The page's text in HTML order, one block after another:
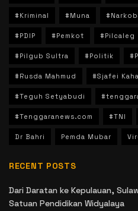
#Kriminal #Muna
#PDIP #Pemkot #Pilcaleg
#Pilgub Sultra #Politik
#Rusda Mahmud #Sjafei
#Teguh Setyabudi
#Tenggaranews.com #TNI
Dr Bahri Pemda Mubar
RECENT POSTS
Dari Daratan ke Kepulauan,
Satuan Pendidikan Widyalaya